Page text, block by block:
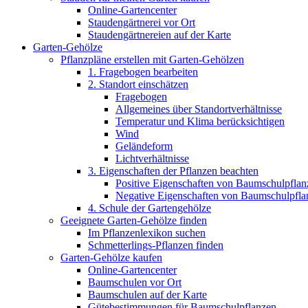
Online-Gartencenter
Staudengärtnerei vor Ort
Staudengärtnereien auf der Karte
Garten-Gehölze
Pflanzpläne erstellen mit Garten-Gehölzen
1. Fragebogen bearbeiten
2. Standort einschätzen
Fragebogen
Allgemeines über Standortverhältnisse
Temperatur und Klima berücksichtigen
Wind
Geländeform
Lichtverhältnisse
3. Eigenschaften der Pflanzen beachten
Positive Eigenschaften von
Negative Eigenschaften von
4. Schule der Gartengehölze
Geeignete Garten-Gehölze finden
Im Pflanzenlexikon suchen
Schmetterlings-Pflanzen finden
Garten-Gehölze kaufen
Online-Gartencenter
Baumschulen vor Ort
Baumschulen auf der Karte